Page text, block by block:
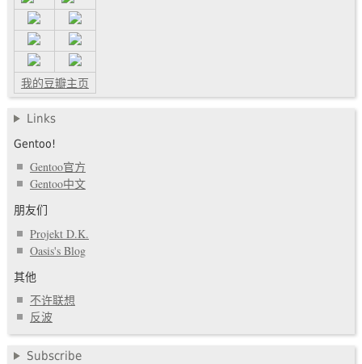
我的豆瓣主页
Links
Gentoo!
Gentoo官方
Gentoo中文
朋友们
Projekt D.K.
Oasis's Blog
其他
不许联想
反波
Subscribe